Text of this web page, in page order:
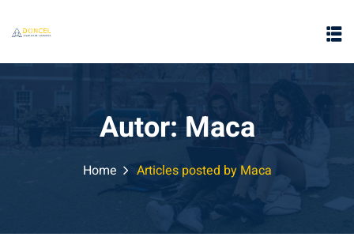
Autor: Maca
Home Articles posted by Maca